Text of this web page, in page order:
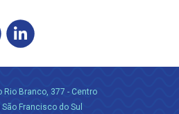
Rio Branco, 377 - Centro
Francisco do Sul